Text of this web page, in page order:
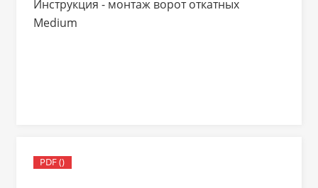
Инструкция - монтаж ворот откатных
Medium
PDF ()